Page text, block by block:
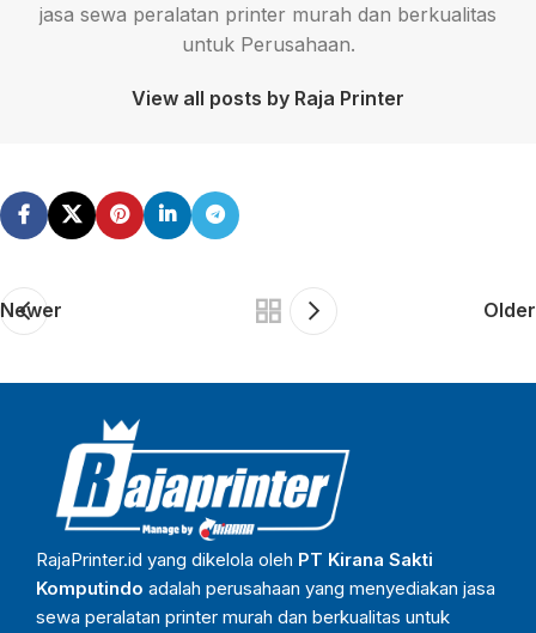
jasa sewa peralatan printer murah dan berkualitas
untuk Perusahaan.
View all posts by Raja Printer
Newer Older
RajaPrinter.id yang dikelola oleh PT Kirana Sakti
Komputindo adalah perusahaan yang menyediakan jasa
sewa peralatan printer murah dan berkualitas untuk